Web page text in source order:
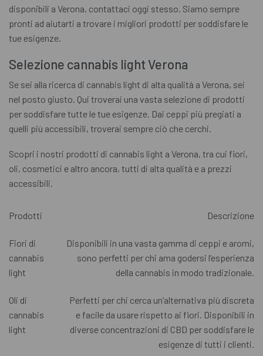
disponibili a Verona, contattaci oggi stesso. Siamo sempre
pronti ad aiutarti a trovare i migliori prodotti per soddisfare le
tue esigenze.
Selezione cannabis light Verona
Se sei alla ricerca di cannabis light di alta qualità a Verona, sei
nel posto giusto. Qui troverai una vasta selezione di prodotti
per soddisfare tutte le tue esigenze. Dai ceppi più pregiati a
quelli più accessibili, troverai sempre ciò che cerchi.
Scopri i nostri prodotti di cannabis light a Verona, tra cui fiori,
oli, cosmetici e altro ancora, tutti di alta qualità e a prezzi
accessibili.
Prodotti Descrizione
Fiori di
cannabis
light
Disponibili in una vasta gamma di ceppi e aromi,
sono perfetti per chi ama godersi l’esperienza
della cannabis in modo tradizionale.
Oli di
cannabis
light
Perfetti per chi cerca un’alternativa più discreta
e facile da usare rispetto ai fiori. Disponibili in
diverse concentrazioni di CBD per soddisfare le
esigenze di tutti i clienti.